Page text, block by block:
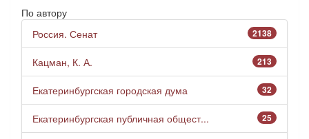
По автору
2138
Россия. Сенат
213
Кацман, К. А.
32
Екатеринбургская городская дума
25
Екатеринбургская публичная общест...